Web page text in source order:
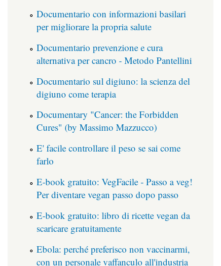
Documentario con informazioni basilari
per migliorare la propria salute
Documentario prevenzione e cura
alternativa per cancro - Metodo Pantellini
Documentario sul digiuno: la scienza del
digiuno come terapia
Documentary "Cancer: the Forbidden
Cures" (by Massimo Mazzucco)
E' facile controllare il peso se sai come
farlo
E-book gratuito: VegFacile - Passo a veg!
Per diventare vegan passo dopo passo
E-book gratuito: libro di ricette vegan da
scaricare gratuitamente
Ebola: perché preferisco non vaccinarmi,
con un personale vaffanculo all'industria